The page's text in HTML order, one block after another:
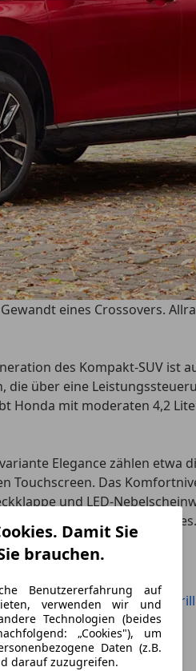
Damit Sie
brauchen.
Benutzererfahrung auf
verwenden wir und
Technologien (beides
„Cookies"), um
Daten (z.B.
darauf zuzugreifen.
eines Crossovers.
des Kompakt-SUV ist
über eine
mit moderaten 4,2
Elegance zählen etwa
Das
und LED-
Ladestation für
800-Volt-Power, Sternen-